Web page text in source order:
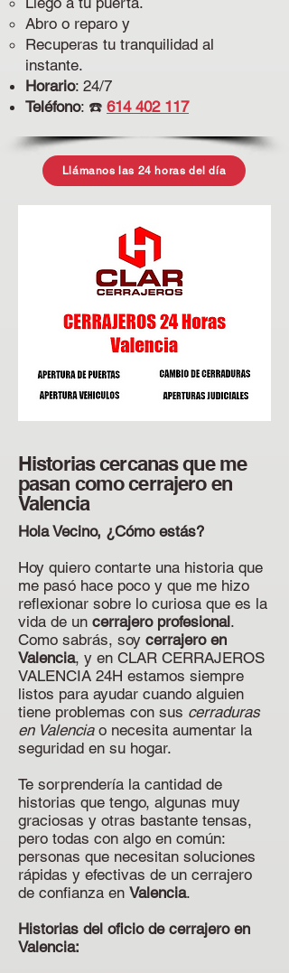
Abro o reparo y
Recuperas tu tranquilidad al
instante.
Horario: 24/7
Teléfono: ☎️ 614 402 117
Llámanos las 24 horas del día
Historias cercanas que me
pasan como cerrajero en
Valencia
Hola Vecino, ¿Cómo estás?
Hoy quiero contarte una historia que
me pasó hace poco y que me hizo
reflexionar sobre lo curiosa que es la
vida de un cerrajero profesional.
Como sabrás, soy cerrajero en
Valencia, y en CLAR CERRAJEROS
VALENCIA 24H estamos siempre
listos para ayudar cuando alguien
tiene problemas con sus cerraduras
en Valenciao necesita aumentar la
seguridad en su hogar.
Te sorprendería la cantidad de
historias que tengo, algunas muy
graciosas y otras bastante tensas,
pero todas con algo en común:
personas que necesitan soluciones
rápidas y efectivas de un cerrajero
de confianza en Valencia.
Historias del oficio de cerrajero en
Valencia: